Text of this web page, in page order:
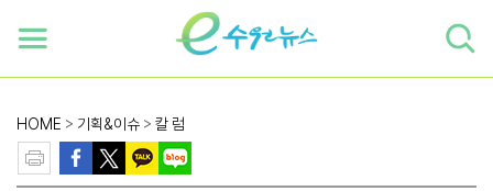
HOME > 기획&이슈 > 칼 럼